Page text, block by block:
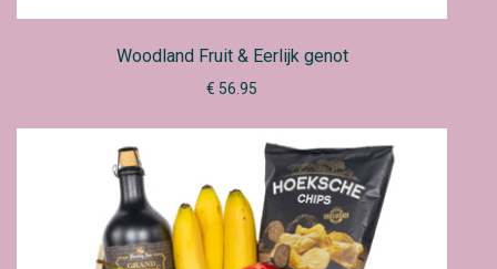
Woodland Fruit & Eerlijk genot
€ 56.95